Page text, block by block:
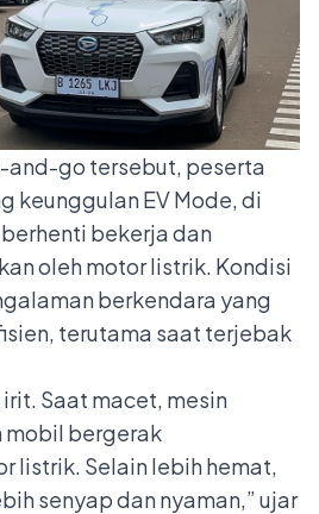
and-go tersebut, peserta
keunggulan EV Mode, di
bekerja dan
oleh motor listrik. Kondisi
berkendara yang
terutama saat terjebak
Saat macet, mesin
mobil bergerak
listrik. Selain lebih hemat,
senyap dan nyaman,” ujar